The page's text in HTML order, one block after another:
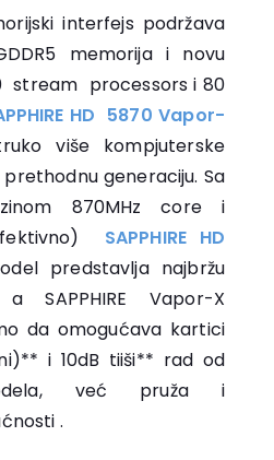
interfejs podržava
memorija i novu
stream processors i 80
HD 5870 Vapor-
više kompjuterske
generaciju. Sa
870MHz core i
SAPPHIRE HD
predstavlja najbržu
SAPPHIRE Vapor-X
da omogućava kartici
i 10dB tiiši** rad od
već pruža i
.